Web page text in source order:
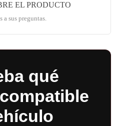
EL PRODUCTO
a sus preguntas.
qué